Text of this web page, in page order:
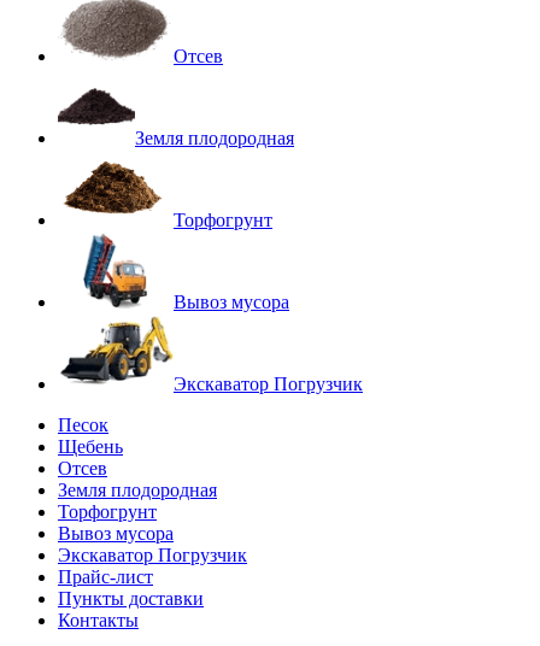
Отсев
Земля плодородная
Торфогрунт
Вывоз мусора
Экскаватор Погрузчик
Песок
Щебень
Отсев
Земля плодородная
Торфогрунт
Вывоз мусора
Экскаватор Погрузчик
Прайс-лист
Пункты доставки
Контакты